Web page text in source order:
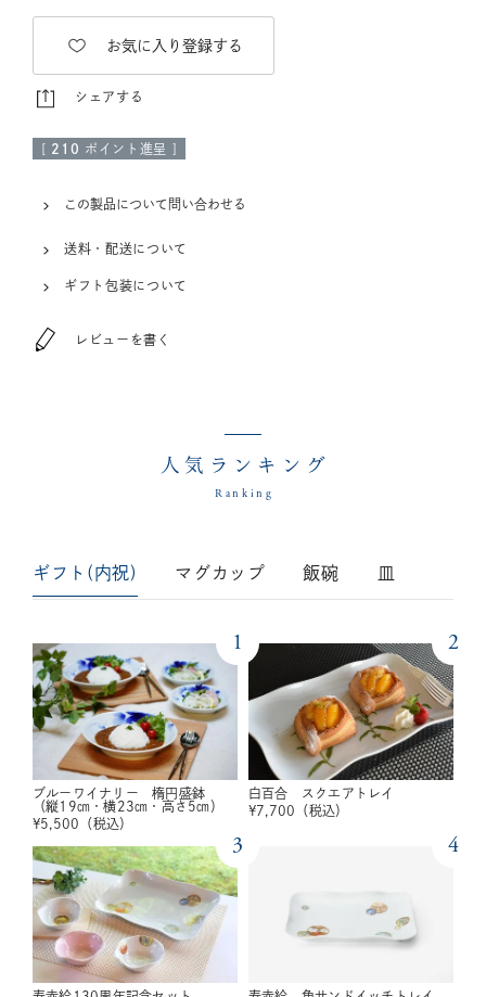
お気に入り登録する
シェアする
[ 210 ポイント進呈 ]
この製品について問い合わせる
送料・配送について
ギフト包装について
レビューを書く
人気ランキング
Ranking
ギフト(内祝) マグカップ 飯碗 皿
1
ブルーワイナリー 楕円盛鉢
（縦19㎝・横23㎝・高さ5㎝）
¥5,500 （税込）
2
白百合 スクエアトレイ
¥7,700 （税込）
3 4